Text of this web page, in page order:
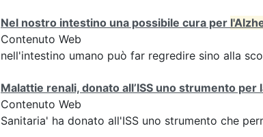
Nel nostro intestino una possibile cura per
Contenuto Web
nell'intestino umano può far regredire sino alla
Malattie renali, donato all’ISS uno strumento per
Contenuto Web
Sanitaria' ha donato all'ISS uno strumento che